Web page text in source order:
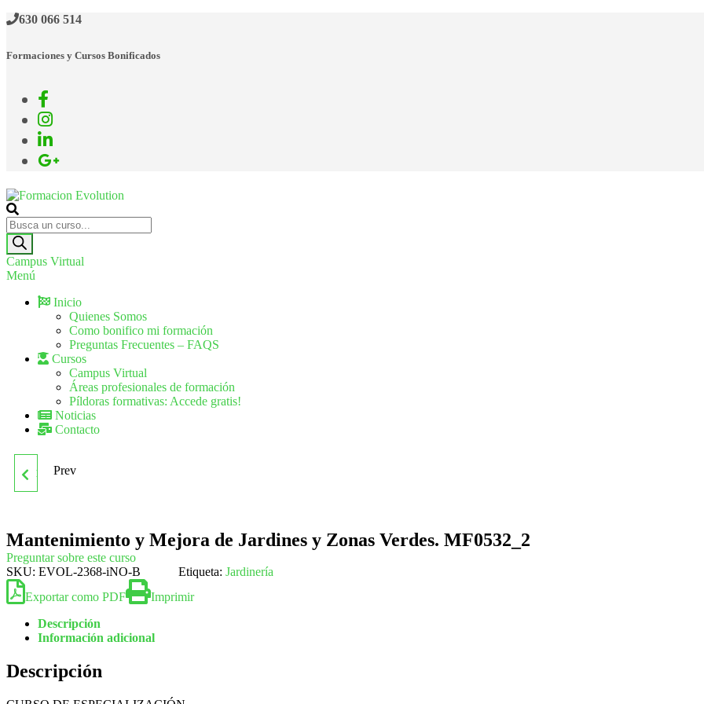
630 066 514
Formaciones y Cursos Bonificados
Formacion Evolution
Cursos de formación continua
Campus Virtual
Menú
Inicio
Quienes Somos
Como bonifico mi formación
Preguntas Frecuentes – FAQS
Cursos
Campus Virtual
Áreas profesionales de formación
Píldoras formativas: Accede gratis!
Noticias
Contacto
MF0529_2 PREPARACIÓN
SIEMBRA Y/O
TRASPLANTE EN
CULTIVOS HORTÍCOLAS
Y FLOR CORTADA
Prev
Mantenimiento y Mejora de Jardines y Zonas Verdes. MF0532_2
Preguntar sobre este curso
SKU: EVOL-2368-iNO-B Etiqueta: Jardinería
Exportar como PDF
Imprimir
Descripción
Información adicional
Descripción